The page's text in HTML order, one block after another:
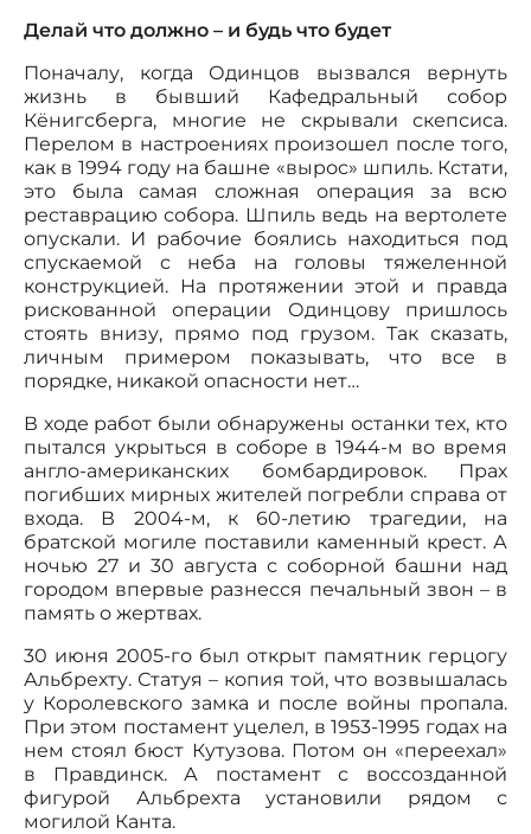
Делай что должно – и будь что будет
Поначалу, когда Одинцов вызвался вернуть
жизнь в бывший Кафедральный собор
Кёнигсберга, многие не скрывали скепсиса.
Перелом в настроениях произошел после того,
как в 1994 году на башне «вырос» шпиль. Кстати,
это была самая сложная операция за всю
реставрацию собора. Шпиль ведь на вертолете
опускали. И рабочие боялись находиться под
спускаемой с неба на головы тяжеленной
конструкцией. На протяжении этой и правда
рискованной операции Одинцову пришлось
стоять внизу, прямо под грузом. Так сказать,
личным примером показывать, что все в
порядке, никакой опасности нет…
В ходе работ были обнаружены останки тех, кто
пытался укрыться в соборе в 1944-м во время
англо-американских бомбардировок. Прах
погибших мирных жителей погребли справа от
входа. В 2004-м, к 60-летию трагедии, на
братской могиле поставили каменный крест. А
ночью 27 и 30 августа с соборной башни над
городом впервые разнесся печальный звон – в
память о жертвах.
30 июня 2005-го был открыт памятник герцогу
Альбрехту. Статуя – копия той, что возвышалась
у Королевского замка и после войны пропала.
При этом постамент уцелел, в 1953-1995 годах на
нем стоял бюст Кутузова. Потом он «переехал»
в Правдинск. А постамент с воссозданной
фигурой Альбрехта установили рядом с
могилой Канта.